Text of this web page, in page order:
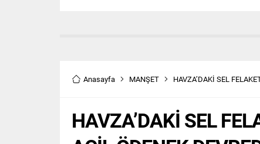
Anasayfa MANŞET HAVZA’DAKİ SEL
HAVZA’DAKİ SEL